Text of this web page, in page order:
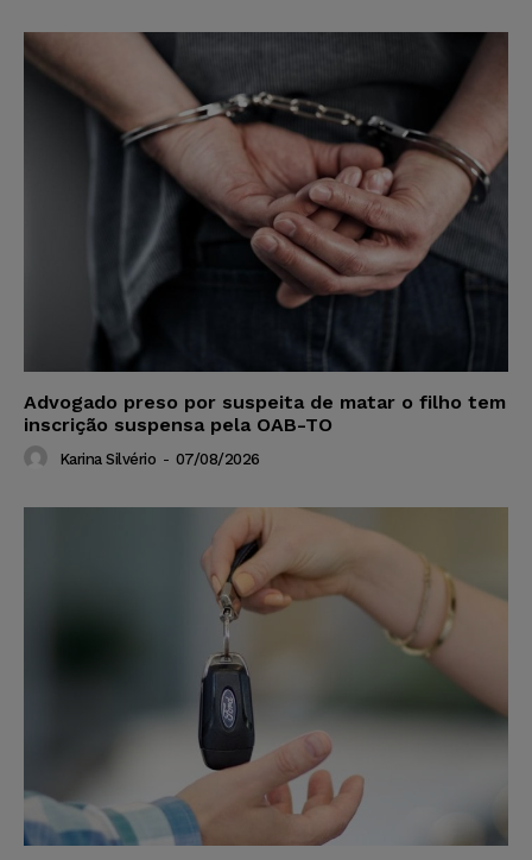
Advogado preso por suspeita de matar o filho tem
inscrição suspensa pela OAB-TO
Karina Silvério - 07/08/2026